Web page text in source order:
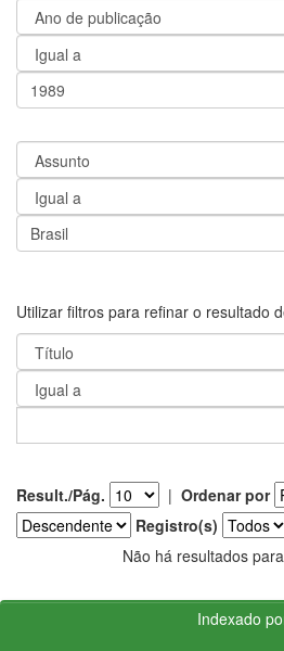
Utilizar filtros para refinar o resultado
Result./Pág. | Ordenar por
Registro(s)
Não há resultados
Indexado